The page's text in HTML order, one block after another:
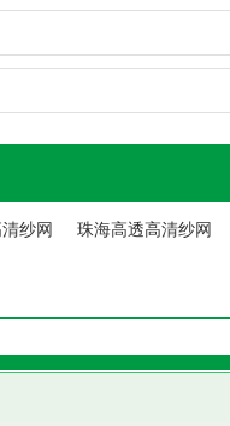
纱网 珠海高透高清纱网